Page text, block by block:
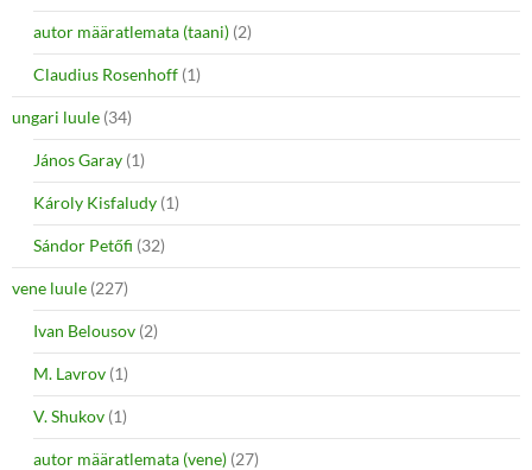
autor määratlemata (taani) (2)
Claudius Rosenhoff (1)
ungari luule (34)
János Garay (1)
Károly Kisfaludy (1)
Sándor Petőfi (32)
vene luule (227)
Ivan Belousov (2)
M. Lavrov (1)
V. Shukov (1)
autor määratlemata (vene) (27)